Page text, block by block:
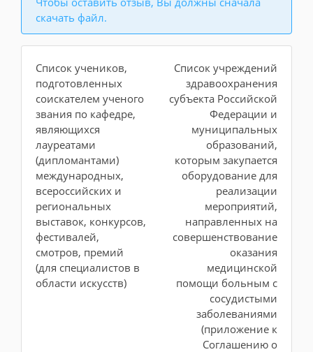
скачать файл.
Список учеников,
подготовленных
соискателем ученого
звания по кафедре,
являющихся
лауреатами
(дипломантами)
международных,
всероссийских и
региональных
выставок, конкурсов,
фестивалей,
смотров, премий
(для специалистов в
области искусств)
Список учреждений
здравоохранения
субъекта Российской
Федерации и
муниципальных
образований,
которым закупается
оборудование для
реализации
мероприятий,
направленных на
совершенствование
оказания
медицинской
помощи больным с
сосудистыми
заболеваниями
(приложение к
Соглашению о